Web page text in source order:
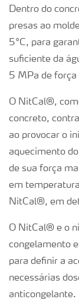
Dentro do
presas ao
5°C, para
suficiente da
5 MPa de força
O NitCal®,
concreto,
ao provocar o
aquecimento
de sua força
em
NitCal®, em
O NitCal® e o
congelamento
para definir a
necessárias
anticongelante.